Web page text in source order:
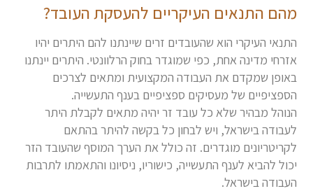
מהם התנאים העיקריים להעסקת העובד?
התנאי העיקרי הוא שהעובדים זרים שיינתנו להם היתרים יהיו
אזרחי מדינה אחת, כפי שמוגדר בחוק הרלוונטי. היתרים יינתנו
באופן שמקדם את העבודה המקצועית ומתאים לצרכים
הספציפיים של מעסיקים ספציפיים בענף התעשייה.
הנוהל מבהיר שלא כל עובד זר יהיה מתאים לקבלת היתר
לעבודה בישראל, ויש לבחון כל בקשה להיתר בהתאם
לקריטריונים מוגדרים. זה כולל את הערך המוסף שהעובד הזר
יכול להביא לענף התעשייה, כישוריו, ניסיונו והתאמתו לתרבות
העבודה בישראל.